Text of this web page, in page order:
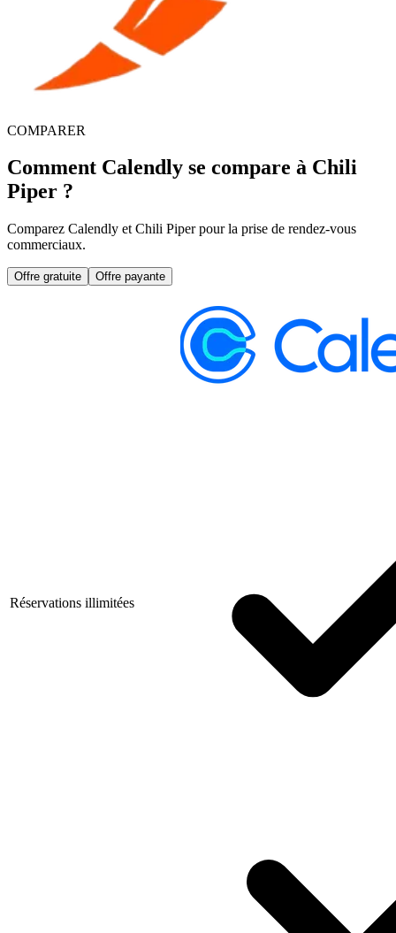
COMPARER
Comment Calendly se compare à Chili
Piper ?
Comparez Calendly et Chili Piper pour la prise de rendez-vous
commerciaux.
Offre gratuite Offre payante
Réservations illimitées